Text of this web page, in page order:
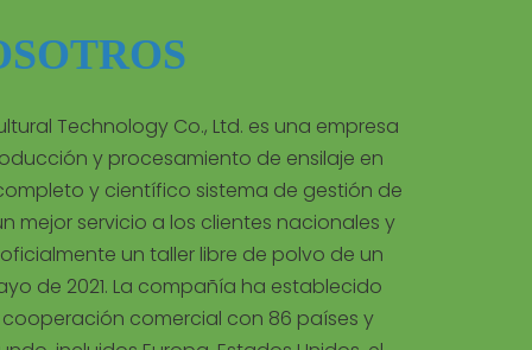
Technology Co., Ltd. es una empresa
y procesamiento de ensilaje en
y científico sistema de gestión de
mejor servicio a los clientes nacionales y
un taller libre de polvo de un
de 2021. La compañía ha establecido
comercial con 86 países y